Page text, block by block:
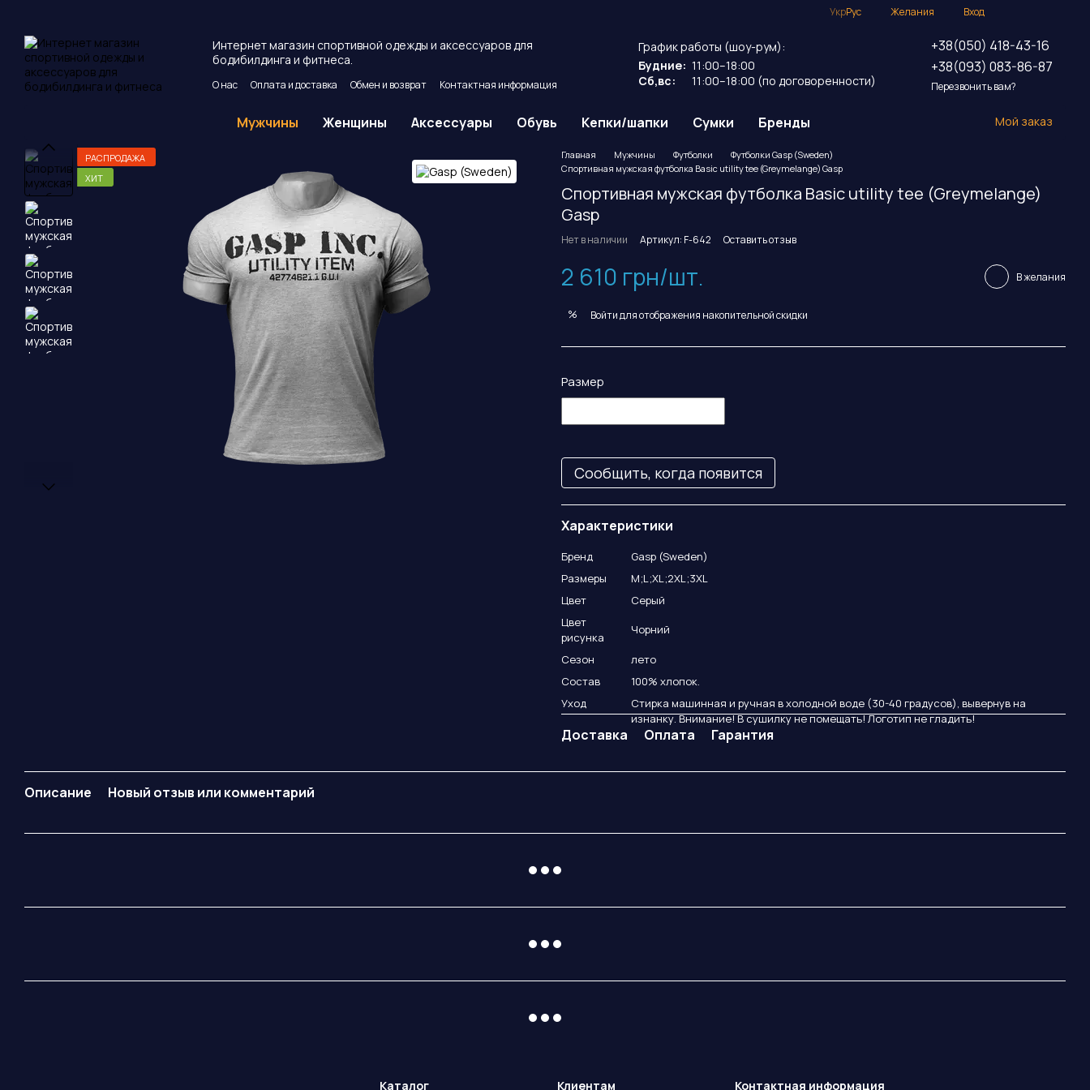
УкрРус Желания Вход
Интернет магазин спортивной одежды и аксессуаров для
бодибилдинга и фитнеса.
О нас Оплата и доставка Обмен и возврат
Контактная информация
График работы (шоу-рум):
Будние: 11:00–18:00
Сб,вс:
11:00–18:00 (по договоренности)
+38(050) 418-43-16
+38(093) 083-86-87
Перезвонить вам?
Мужчины Женщины Аксессуары Обувь Кепки/шапки Сумки Бренды Мой заказ
РАСПРОДАЖА
ХИТ
Главная Мужчины Футболки
Футболки Gasp (Sweden)
Спортивная мужская футболка Basic utility tee (Greymelange) Gasp
Спортивная мужская футболка Basic utility tee (Greymelange)
Gasp
Нет в наличии Артикул: F-642 Оставить отзыв
2 610 грн/шт. В желания
% Войтидля отображения накопительной скидки
Размер
Сообщить, когда появится
Характеристики
Бренд
Gasp (Sweden)
Размеры
M;L;XL;2XL;3XL
Цвет
Серый
Цвет
рисунка
Чорний
Сезон
лето
Состав
100% хлопок.
Уход
Стирка машинная и ручная в холодной воде (30-40 градусов), вывернув на
изнанку. Внимание! В сушилку не помещать! Логотип не гладить!
Доставка Оплата Гарантия
Описание Новый отзыв или комментарий
Каталог Клиентам Контактная информация